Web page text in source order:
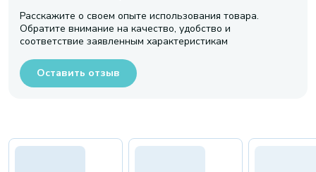
Расскажите о своем опыте использования товара.
Обратите внимание на качество, удобство и
соответствие заявленным характеристикам
Оставить отзыв